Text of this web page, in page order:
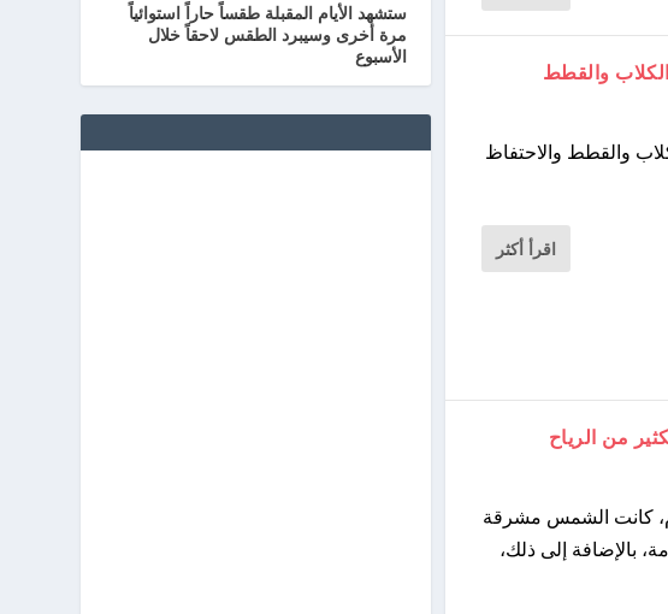
والقطط
والقطط والاحتفاظ
اقرأ أكثر
من الرياح
كانت الشمس مشرقة
بالإضافة إلى ذلك،
ستشهد الأيام المقبلة طقساً حاراً استوائياً
مرة أخرى وسيبرد الطقس لاحقاً خلال
الأسبوع